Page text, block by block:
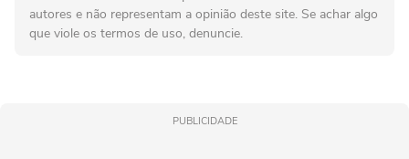
autores e não representam a opinião deste site. Se achar algo
que viole os termos de uso, denuncie.
PUBLICIDADE